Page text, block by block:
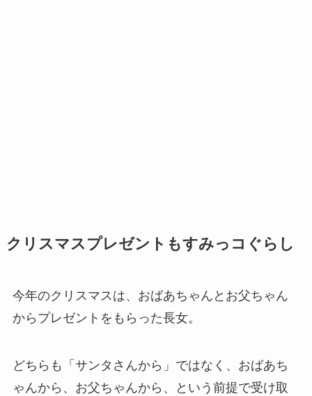
クリスマスプレゼントもすみっコぐらし
今年のクリスマスは、おばあちゃんとお父ちゃん
からプレゼントをもらった長女。
どちらも「サンタさんから」ではなく、おばあち
ゃんから、お父ちゃんから、という前提で受け取